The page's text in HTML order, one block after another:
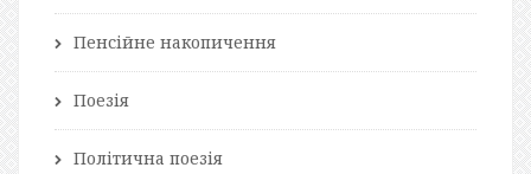
Пенсійне накопичення
Поезія
Політична поезія